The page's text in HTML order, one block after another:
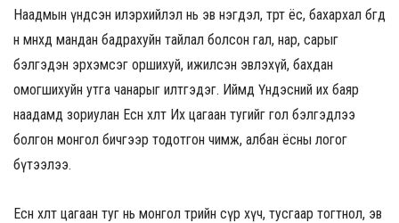
Наадмын үндсэн илэрхийлэл нь эв нэгдэл, төрт ёс, бахархал бөгөөд
өнө мөнхөд мандан бадрахуйн тайлал болсон гал, нар, сарыг
бэлгэдэн эрхэмсэг оршихуй, ижилсэн эвлэхүй, бахдан
омогшихуйн утга чанарыг илтгэдэг. Иймд Үндэсний их баяр
наадамд зориулан Есөн хөлт Их цагаан тугийг гол бэлгэдлээ
болгон монгол бичгээр тодотгон чимж, албан ёсны логог
бүтээлээ.
Есөн хөлт цагаан туг нь монгол төрийн сүр хүч, тусгаар тогтнол, эв